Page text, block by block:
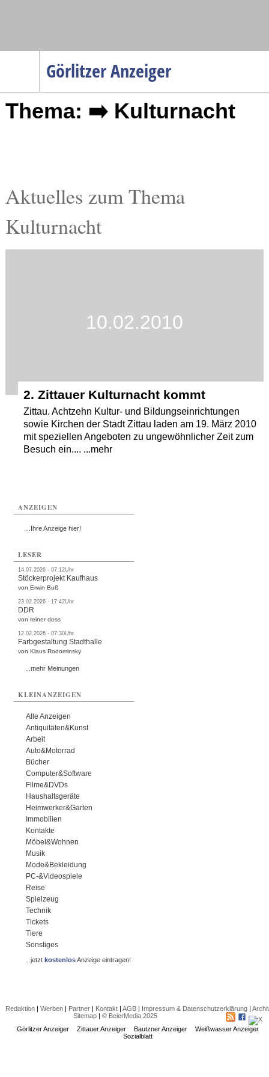
Görlitzer Anzeiger
Menüpunkte
Startseite
Verkehr
Gesundheit
Thema: ➡️ Kulturnacht
Aktuelles zum Thema
Kulturnacht
10.02.2010
2. Zittauer Kulturnacht kommt
Zittau. Achtzehn Kultur- und Bildungseinrichtungen
sowie Kirchen der Stadt Zittau laden am 19. März 2010
mit speziellen Angeboten zu ungewöhnlicher Zeit zum
Besuch ein.... ...mehr
ANZEIGEN
...Ihre Anzeige hier!
LESER
14.07.2026 - 07:12Uhr
Stöckerprojekt Kaufhaus
von Erwin Buß
23.02.2026 - 17:42Uhr
DDR
von reiner doss
12.02.2026 - 07:30Uhr
Farbgestaltung Stadthalle
von Klaus Rodominsky
...mehr Meinungen
KLEINANZEIGEN
Alle Anzeigen
Antiquitäten&Kunst
Arbeit
Auto&Motorrad
Bücher
Computer&Software
Filme&DVDs
Haushaltsgeräte
Heimwerker&Garten
Immobilien
Kontakte
Möbel&Wohnen
Musik
Mode&Bekleidung
PC-&Videospiele
Reise
Spielzeug
Technik
Tickets
Tiere
Sonstiges
...jetztkostenlosAnzeige eintragen!
Redaktion| Werben| Partner| Kontakt| AGB| Impressum & Datenschutzerklärung|
Sitemap |© BeierMedia 2025
Görlitzer Anzeiger
Zittauer Anzeiger Bautzner Anzeiger
Weißwasser Anzeiger
Sozialblatt